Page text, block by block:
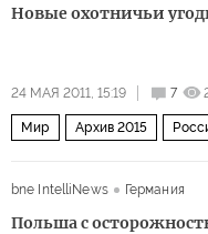
Новые охотничьи
24 МАЯ 2011, 15:19 7
Мир Архив 2015
bne IntelliNews Германия
Польша с